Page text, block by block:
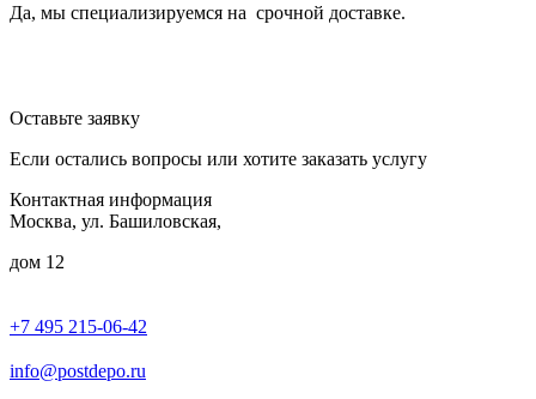
Да, мы специализируемся на срочной доставке.
Оставьте заявку
Если остались вопросы или хотите заказать услугу
Контактная информация
Москва, ул. Башиловская,
дом 12
+7 495 215-06-42
info@postdepo.ru